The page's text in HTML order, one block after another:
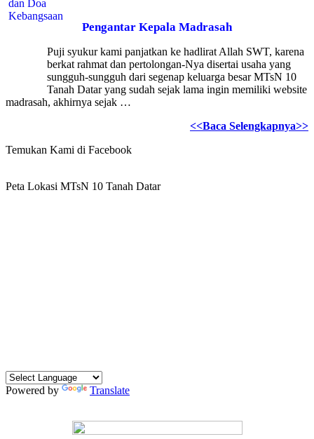
Pengantar Kepala Madrasah
Puji syukur kami panjatkan ke hadlirat Allah SWT, karena
berkat rahmat dan pertolongan-Nya disertai usaha yang
sungguh-sungguh dari segenap keluarga besar MTsN 10
Tanah Datar yang sudah sejak lama ingin memiliki website
madrasah, akhirnya sejak …
<<Baca Selengkapnya>>
Temukan Kami di Facebook
Peta Lokasi MTsN 10 Tanah Datar
Powered by Translate